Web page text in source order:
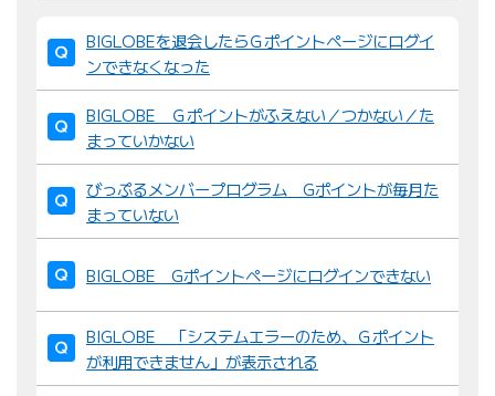
び
替
え
：
BIGLOBEを退会したらＧポイントページにログイ
ンできなくなった
BIGLOBE Ｇポイントがふえない／つかない／た
まっていかない
びっぷるメンバープログラム Gポイントが毎月た
まっていない
BIGLOBE Gポイントページにログインできない
BIGLOBE 「システムエラーのため、Ｇポイント
が利用できません」が表示される